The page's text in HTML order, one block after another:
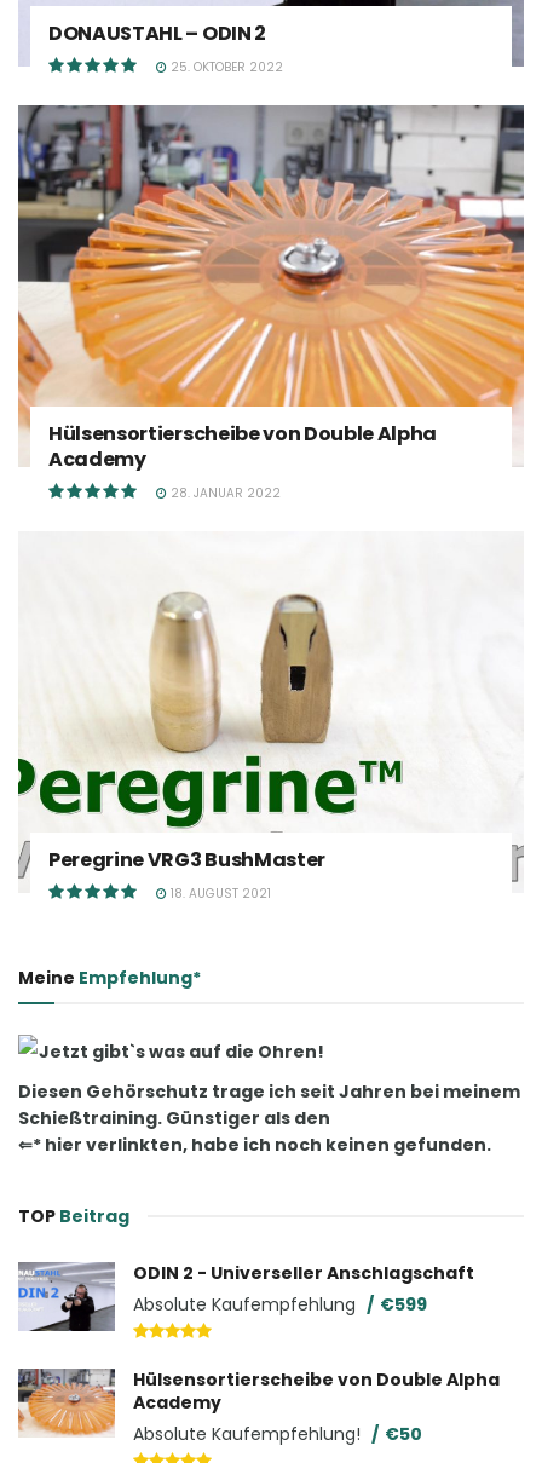
DONAUSTAHL – ODIN 2
25. OKTOBER 2022
Hülsensortierscheibe von Double Alpha
Academy
28. JANUAR 2022
Peregrine VRG3 BushMaster
18. AUGUST 2021
Meine Empfehlung*
Jetzt gibt`s was auf die Ohren!
Diesen Gehörschutz trage ich seit Jahren bei meinem
Schießtraining. Günstiger als den
⇐* hier verlinkten, habe ich noch keinen gefunden.
TOP Beitrag
ODIN 2 - Universeller Anschlagschaft
Absolute Kaufempfehlung
€599
Hülsensortierscheibe von Double Alpha
Academy
Absolute Kaufempfehlung!
€50